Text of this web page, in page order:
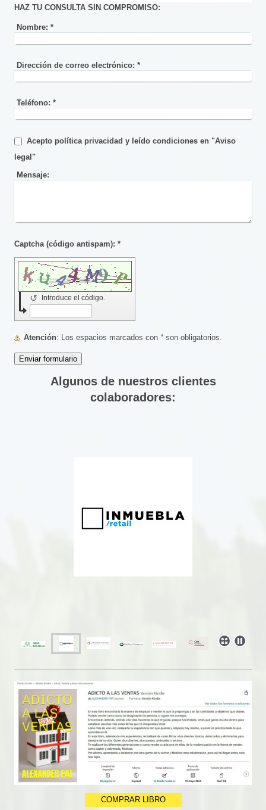
HAZ TU CONSULTA SIN COMPROMISO:
Nombre: *
Dirección de correo electrónico: *
Teléfono: *
Acepto política privacidad y leído condiciones en "Aviso
legal"
Mensaje:
Captcha (código antispam): *
Introduce el código.
↺
Atención : Los espacios marcados con *son obligatorios.
Algunos de nuestros clientes
colaboradores:
COMPRAR LIBRO